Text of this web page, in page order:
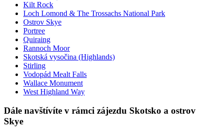
Kilt Rock
Loch Lomond & The Trossachs National Park
Ostrov Skye
Portree
Quiraing
Rannoch Moor
Skotská vysočina (Highlands)
Stirling
Vodopád Mealt Falls
Wallace Monument
West Highland Way
Dále navštívíte v rámci zájezdu Skotsko a ostrov
Skye